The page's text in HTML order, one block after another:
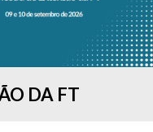
DA FTEM 90
DO
SELETIVO
DE
DE